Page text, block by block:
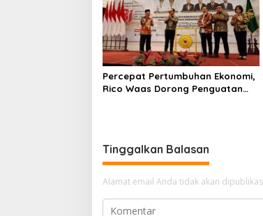
Percepat Pertumbuhan Ekonomi,
Rico Waas Dorong Penguatan
Tinggalkan Balasan
Alamat email Anda tidak akan